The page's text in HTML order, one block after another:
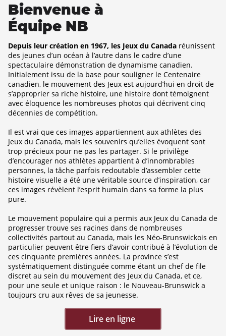
Bienvenue à
Équipe NB
Depuis leur création en 1967, les Jeux du Canada réunissent
des jeunes d’un océan à l’autre dans le cadre d’une
spectaculaire démonstration de dynamisme canadien.
Initialement issu de la base pour souligner le Centenaire
canadien, le mouvement des Jeux est aujourd’hui en droit de
s’approprier sa riche histoire, une histoire dont témoignent
avec éloquence les nombreuses photos qui décrivent cinq
décennies de compétition.
Il est vrai que ces images appartiennent aux athlètes des
Jeux du Canada, mais les souvenirs qu’elles évoquent sont
trop précieux pour ne pas les partager. Si le privilège
d’encourager nos athlètes appartient à d’innombrables
personnes, la tâche parfois redoutable d’assembler cette
histoire visuelle a été une véritable source d’inspiration, car
ces images révèlent l’esprit humain dans sa forme la plus
pure.
Le mouvement populaire qui a permis aux Jeux du Canada de
progresser trouve ses racines dans de nombreuses
collectivités partout au Canada, mais les Néo-Brunswickois en
particulier peuvent être fiers d’avoir contribué à l’évolution de
ces cinquante premières années. La province s’est
systématiquement distinguée comme étant un chef de file
discret au sein du mouvement des Jeux du Canada, et ce,
pour une seule et unique raison : le Nouveau-Brunswick a
toujours cru aux rêves de sa jeunesse.
Lire en ligne